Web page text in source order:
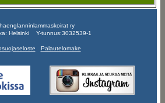
ry
Helsinki Y-tunnus:3032539-1
Palautelomake